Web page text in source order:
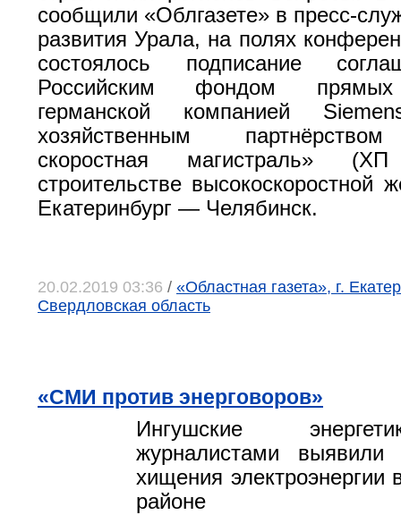
сообщили «Облгазете» в пресс-
развития Урала, на полях
состоялось подписание
Российским фондом прямых
германской компанией
хозяйственным
скоростная магистраль»
строительстве высокоскоростной
Екатеринбург — Челябинск.
20.02.2019 03:36 / «Областная газета», г.
Свердловская область
«СМИ против энерговоров»
Ингушские
журналистами
хищения электроэнергии
районе